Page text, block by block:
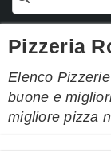
Pizzeria
Elenco
buone e
migliore pizza